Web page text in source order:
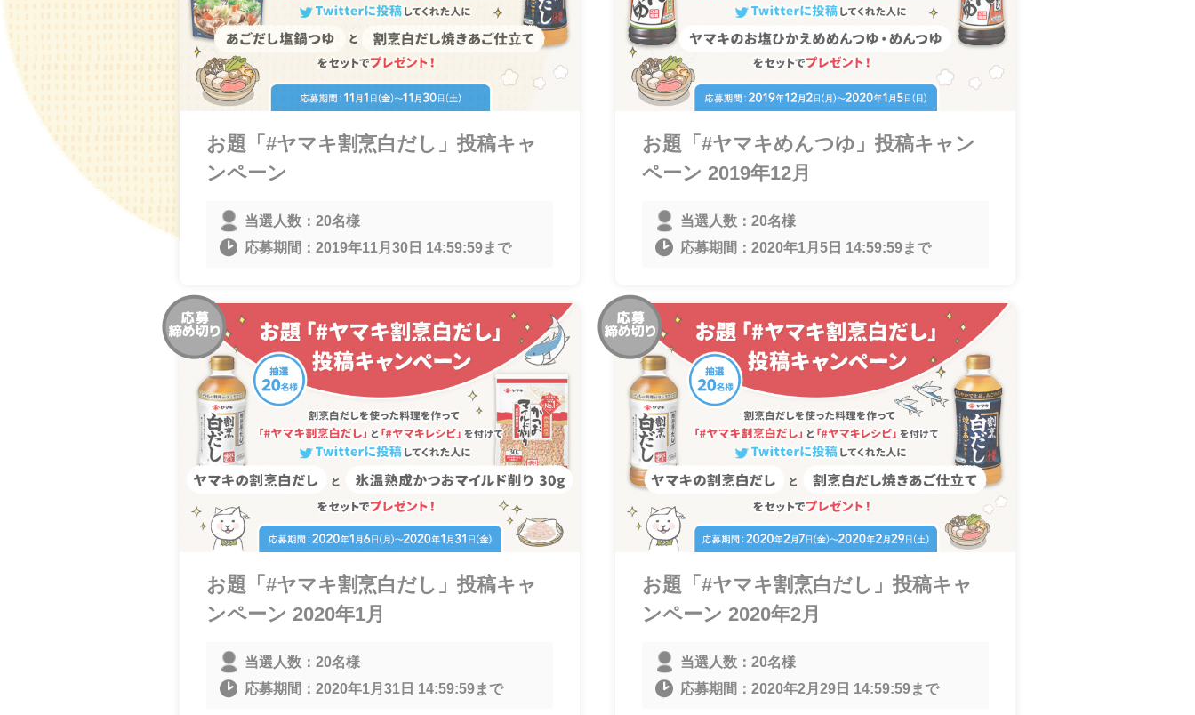
お題「#ヤマキ割烹白だし」投稿キャ
ンペーン
当選人数： 20名様
応募期間： 2019年11月30日 14:59:59まで
お題「#ヤマキめんつゆ」投稿キャン
ペーン 2019年12月
当選人数： 20名様
応募期間： 2020年1月5日 14:59:59まで
お題「#ヤマキ割烹白だし」投稿キャ
ンペーン 2020年1月
当選人数： 20名様
応募期間： 2020年1月31日 14:59:59まで
お題「#ヤマキ割烹白だし」投稿キャ
ンペーン 2020年2月
当選人数： 20名様
応募期間： 2020年2月29日 14:59:59まで